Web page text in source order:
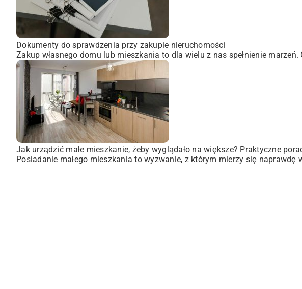
Dokumenty do sprawdzenia przy zakupie nieruchomości
Zakup własnego domu lub mieszkania to dla wielu z nas spełnienie
Jak urządzić małe mieszkanie, żeby wyglądało na większe? Praktyczne
Posiadanie małego mieszkania to wyzwanie, z którym mierzy się naprawdę